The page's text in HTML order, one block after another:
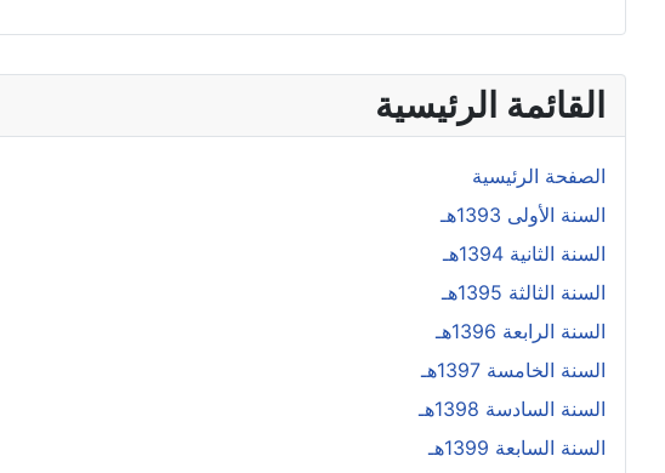
القائمة الرئيسية
الصفحة الرئيسية
السنة الأولى 1393هـ
السنة الثانية 1394هـ
السنة الثالثة 1395هـ
السنة الرابعة 1396هـ
السنة الخامسة 1397هـ
السنة السادسة 1398هـ
السنة السابعة 1399هـ